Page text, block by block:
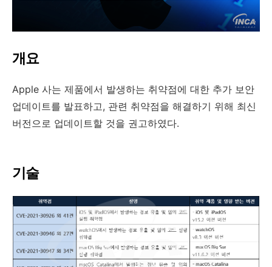
개요
Apple 사는 제품에서 발생하는 취약점에 대한 추가 보안
업데이트를 발표하고, 관련 취약점을 해결하기 위해 최신
버전으로 업데이트할 것을 권고하였다.
기술